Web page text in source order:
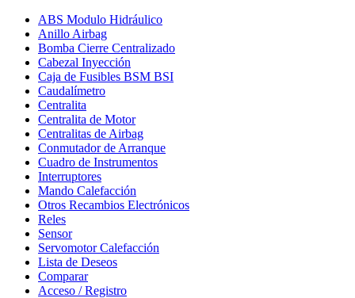
ABS Modulo Hidráulico
Anillo Airbag
Bomba Cierre Centralizado
Cabezal Inyección
Caja de Fusibles BSM BSI
Caudalímetro
Centralita
Centralita de Motor
Centralitas de Airbag
Conmutador de Arranque
Cuadro de Instrumentos
Interruptores
Mando Calefacción
Otros Recambios Electrónicos
Reles
Sensor
Servomotor Calefacción
Lista de Deseos
Comparar
Acceso / Registro